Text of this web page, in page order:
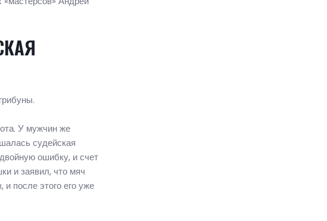
У мужчин же
судейская
ошибку, и счет
и заявил, что мяч
после этого его уже